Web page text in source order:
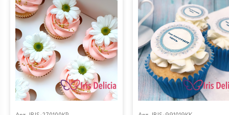
Чизкейк
Лимонно-Маковый
Кейк
Жареный шоколад-